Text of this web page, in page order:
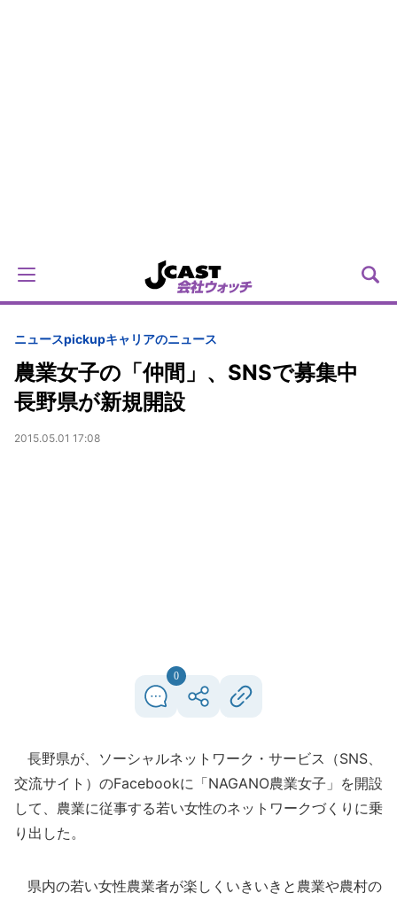
ニュースpickupキャリアのニュース
農業女子の「仲間」、SNSで募集中
長野県が新規開設
2015.05.01 17:08
0
長野県が、ソーシャルネットワーク・サービス（SNS、
交流サイト）のFacebookに「NAGANO農業女子」を開設
して、農業に従事する若い女性のネットワークづくりに乗
り出した。
県内の若い女性農業者が楽しくいきいきと農業や農村の